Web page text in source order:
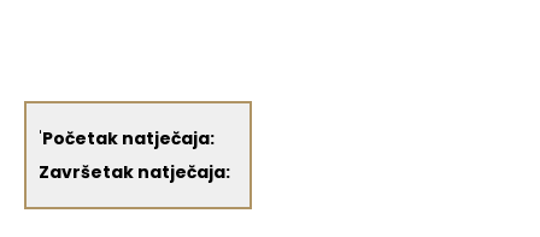
'Početak natječaja:
Završetak natječaja: